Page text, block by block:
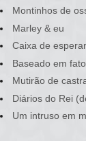
Montinhos de
Marley & eu
Caixa de
Baseado em
Mutirão de
Diários do Rei
Um intruso em